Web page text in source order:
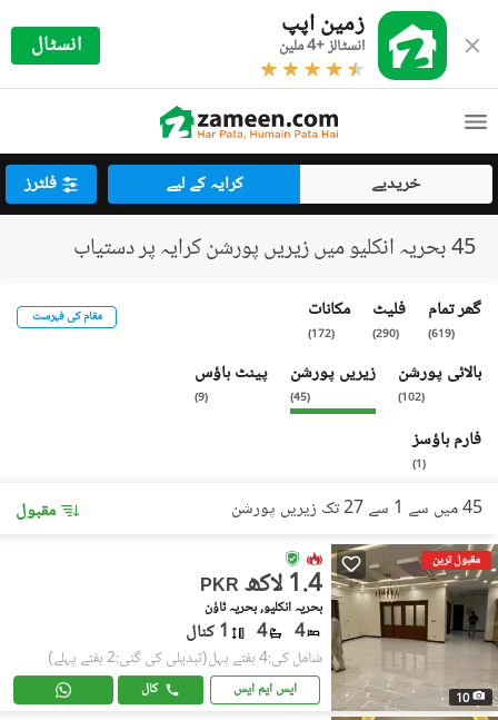
زمین اپپ
انسٹالز +4 ملین انسٹال
خریدیے کرایہ کے لیے فلٹرز
45 بحریہ انکلیو میں زیریں پورشن کرایہ پر دستیاب
گھر تمام
(
619
)
فلیٹ
(
290
)
مکانات
(
172
)
بالائی پورشن
(
102
)
زیریں پورشن
(
45
)
پینٹ ہاؤس
(
9
)
فارم ہاؤسز
(
1
)
مقام کی فہرست
45 میں سے 1 سے 27 تک زیریں پورشن مقبول
مقبول ترین
10
PKR 1.4 لاکھ
بحریہ انکلیو, بحریہ ٹاؤن
4
4 1 کنال
شامل کی:4 ہفتے پہل (تبدیلی کی گئی:2 ہفتے پہلے)
ایس ایم ایس کال